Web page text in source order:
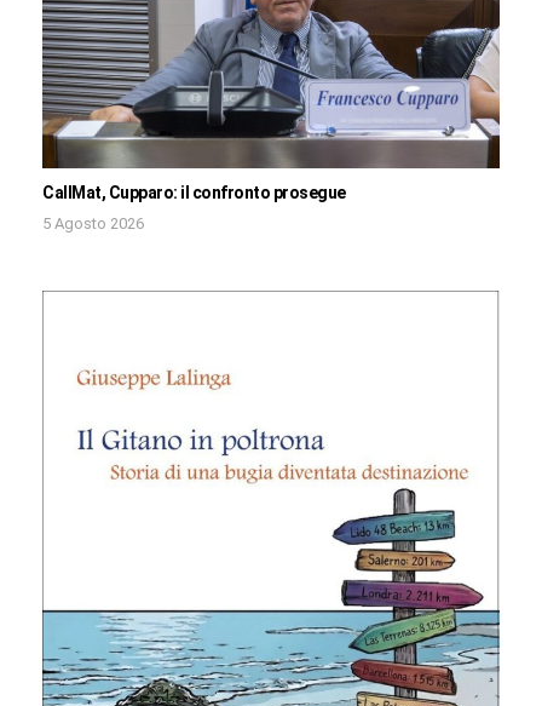
CallMat, Cupparo: il confronto prosegue
5 Agosto 2026